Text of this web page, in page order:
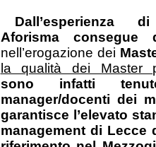
Dall’esperienza
Aforisma
nell’erogazione dei
la qualità dei Master
sono infatti
manager/docenti dei
garantisce l’elevato
management di